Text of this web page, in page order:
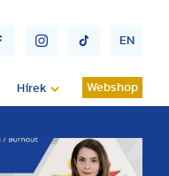
EN
Hírek Webshop